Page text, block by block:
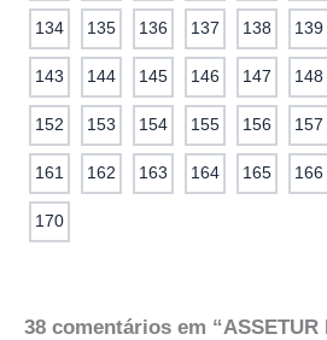
134 135 136 137 138 139
143 144 145 146 147 148
152 153 154 155 156 157
161 162 163 164 165 166
170
38 comentários em “ASSETUR